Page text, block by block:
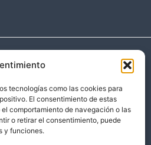
tecnologías como las cookies para
El consentimiento de estas
comportamiento de navegación o las
o retirar el consentimiento, puede
y funciones.
el